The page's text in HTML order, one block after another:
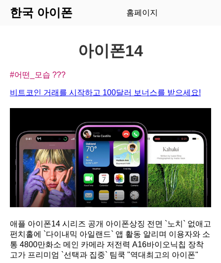
한국 아이폰 홈페이지
아이폰14
#어떤_모습 ???
비트코인 거래를 시작하고 100달러 보너스를 받으세요!
애플 아이폰14 시리즈 공개 아이폰상징 전면 `노치` 없애고
펀치홀에 `다이내믹 아일랜드` 앱 활동 알리며 이용자와 소
통 4800만화소 메인 카메라 저전력 A16바이오닉칩 장착
고가 프리미엄 `선택과 집중` 팀쿡 "역대최고의 아이폰"